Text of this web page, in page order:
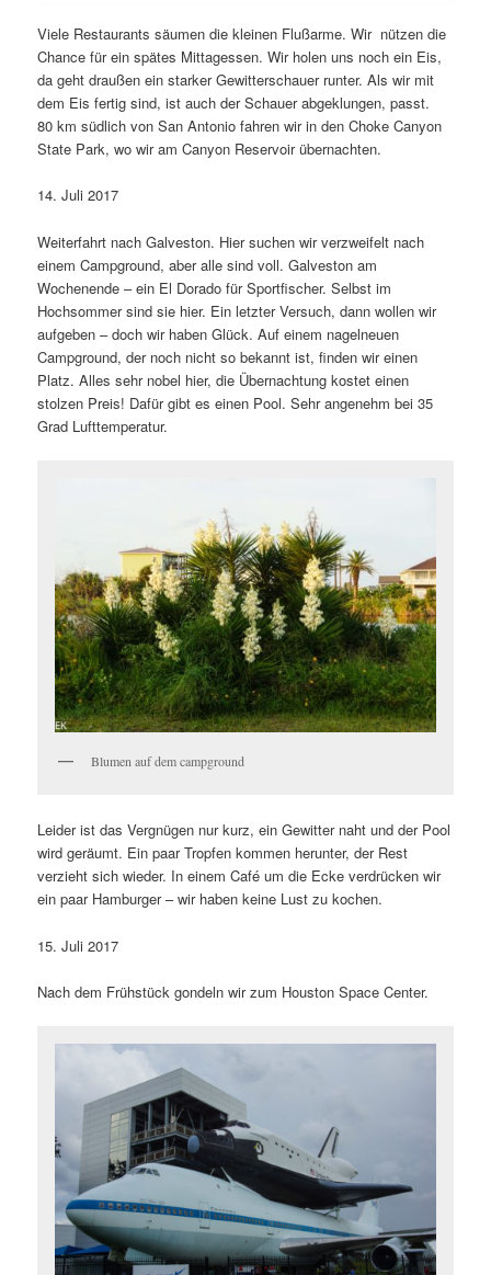
Viele Restaurants säumen die kleinen Flußarme. Wir nützen die
Chance für ein spätes Mittagessen. Wir holen uns noch ein Eis,
da geht draußen ein starker Gewitterschauer runter. Als wir mit
dem Eis fertig sind, ist auch der Schauer abgeklungen, passt.
80 km südlich von San Antonio fahren wir in den Choke Canyon
State Park, wo wir am Canyon Reservoir übernachten.
14. Juli 2017
Weiterfahrt nach Galveston. Hier suchen wir verzweifelt nach
einem Campground, aber alle sind voll. Galveston am
Wochenende – ein El Dorado für Sportfischer. Selbst im
Hochsommer sind sie hier. Ein letzter Versuch, dann wollen wir
aufgeben – doch wir haben Glück. Auf einem nagelneuen
Campground, der noch nicht so bekannt ist, finden wir einen
Platz. Alles sehr nobel hier, die Übernachtung kostet einen
stolzen Preis! Dafür gibt es einen Pool. Sehr angenehm bei 35
Grad Lufttemperatur.
Blumen auf dem campground
Leider ist das Vergnügen nur kurz, ein Gewitter naht und der Pool
wird geräumt. Ein paar Tropfen kommen herunter, der Rest
verzieht sich wieder. In einem Café um die Ecke verdrücken wir
ein paar Hamburger – wir haben keine Lust zu kochen.
15. Juli 2017
Nach dem Frühstück gondeln wir zum Houston Space Center.